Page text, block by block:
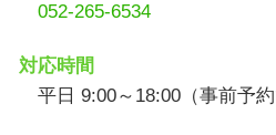
052-265-6534
対応時間
平日 9:00～18:00（事前予